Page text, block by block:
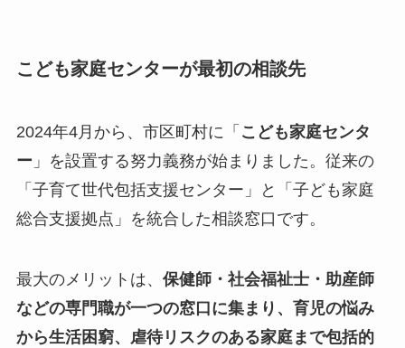
こども家庭センターが最初の相談先
2024年4月から、市区町村に「 こども家庭センタ
ー 」を設置する努力義務が始まりました。従来の
「子育て世代包括支援センター」と「子ども家庭
総合支援拠点」を統合した相談窓口です。
最大のメリットは、 保健師・社会福祉士・助産師
などの専門職が一つの窓口に集まり、育児の悩み
から生活困窮、虐待リスクのある家庭まで包括的